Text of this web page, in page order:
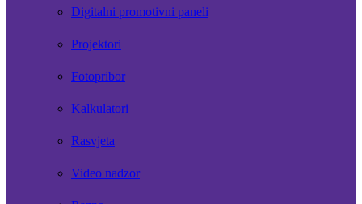
Digitalni promotivni paneli
Projektori
Fotopribor
Kalkulatori
Rasvjeta
Video nadzor